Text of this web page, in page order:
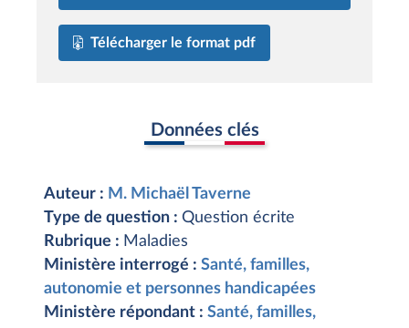
Télécharger le format pdf
Données clés
Auteur : M. Michaël Taverne
Type de question : Question écrite
Rubrique : Maladies
Ministère interrogé : Santé, familles,
autonomie et personnes handicapées
Ministère répondant : Santé, familles,